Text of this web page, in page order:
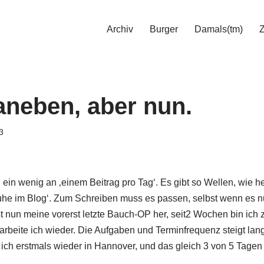
Archiv Burger Damals(tm)
aber nun.
wenig an ‚einem Beitrag pro Tag‘. Es gibt so Wellen, wie
im Blog‘. Zum Schreiben muss es passen, selbst wenn es
nun meine vorerst letzte Bauch-OP her, seit2 Wochen bin ich
ich wieder. Die Aufgaben und Terminfrequenz steigt
erstmals wieder in Hannover, und das gleich 3 von 5